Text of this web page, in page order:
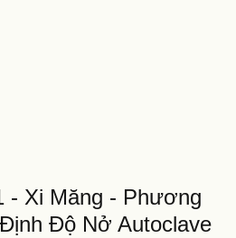
- Xi Măng - Phương
Độ Nở Autoclave